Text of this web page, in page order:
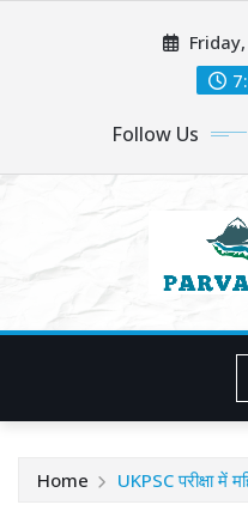
Follow Us
Home UKPSC परीक्षा में